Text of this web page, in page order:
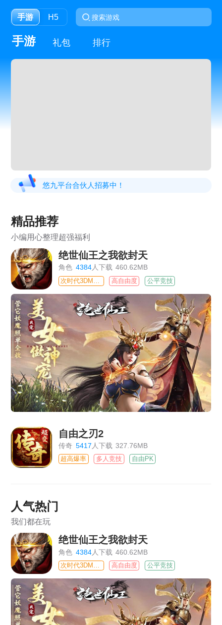
手游 H5
手游 礼包 排行
悠九平台合伙人招募中！
精品推荐
小编用心整理超强福利
绝世仙王之我欲封天
角色 4384人下载 460.62MB
高自由度 公平竞技
自由之刃2
传奇 5417 人下载 327.76MB
超高爆率 多人竞技 自由PK
人气热门
我们都在玩
绝世仙王之我欲封天
角色 4384人下载 460.62MB
高自由度 公平竞技